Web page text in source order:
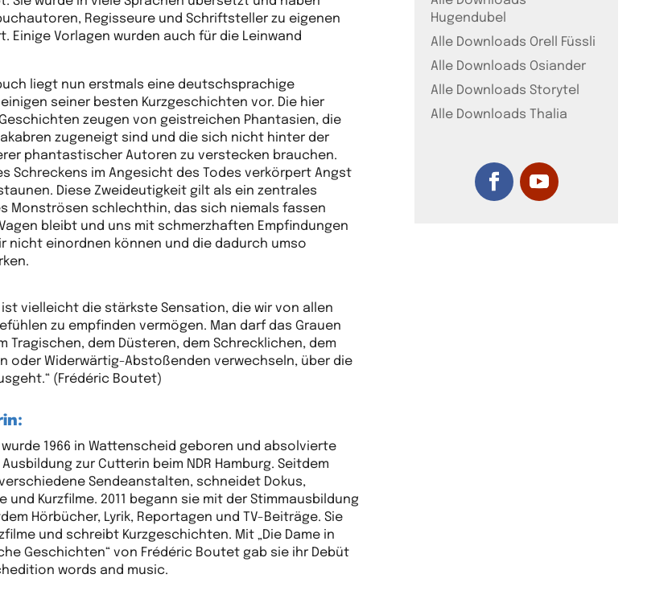
Regisseure und Schriftsteller zu eigenen
Einige Vorlagen wurden auch für die Leinwand
liegt nun erstmals eine deutschsprachige
seiner besten Kurzgeschichten vor. Die hier
zeugen von geistreichen Phantasien, die
zugeneigt sind und die sich nicht hinter der
phantastischer Autoren zu verstecken brauchen.
Schreckens im Angesicht des Todes verkörpert Angst
Diese Zweideutigkeit gilt als ein zentrales
Monströsen schlechthin, das sich niemals fassen
bleibt und uns mit schmerzhaften Empfindungen
nicht einordnen können und die dadurch umso
ist vielleicht die stärkste Sensation, die wir von allen
zu empfinden vermögen. Man darf das Grauen
Tragischen, dem Düsteren, dem Schrecklichen, dem
oder Widerwärtig-Abstoßenden verwechseln, über die
(Frédéric Boutet)
1966 in Wattenscheid geboren und absolvierte
Ausbildung zur Cutterin beim NDR Hamburg. Seitdem
Sendeanstalten, schneidet Dokus,
und Kurzfilme. 2011 begann sie mit der Stimmausbildung
Hörbücher, Lyrik, Reportagen und TV-Beiträge. Sie
und schreibt Kurzgeschichten. Mit „Die Dame in
Geschichten“ von Frédéric Boutet gab sie ihr Debüt
words and music.
Hugendubel
Alle Downloads Orell Füssli
Alle Downloads Osiander
Alle Downloads Storytel
Alle Downloads Thalia